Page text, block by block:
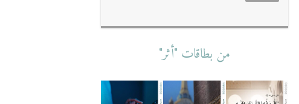
من بطاقات "أثر"